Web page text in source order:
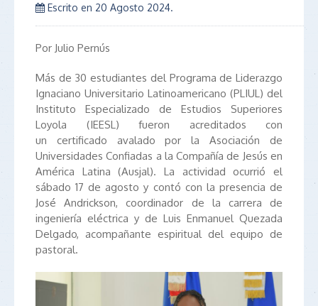
Escrito en 20 Agosto 2024.
Por Julio Pernús
Más de 30 estudiantes del Programa de Liderazgo
Ignaciano Universitario Latinoamericano (PLIUL) del
Instituto Especializado de Estudios Superiores
Loyola (IEESL) fueron acreditados con
un certificado avalado por la Asociación de
Universidades Confiadas a la Compañía de Jesús en
América Latina (Ausjal). La actividad ocurrió el
sábado 17 de agosto y contó con la presencia de
José Andrickson, coordinador de la carrera de
ingeniería eléctrica y de Luis Enmanuel Quezada
Delgado, acompañante espiritual del equipo de
pastoral.